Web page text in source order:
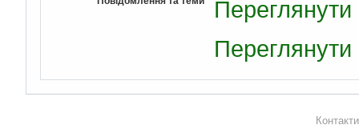
Переглянути
Переглянути